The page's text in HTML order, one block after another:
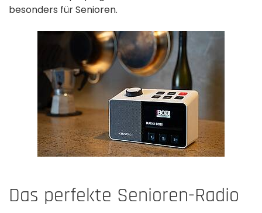
besonders für Senioren.
Das perfekte Senioren-Radio